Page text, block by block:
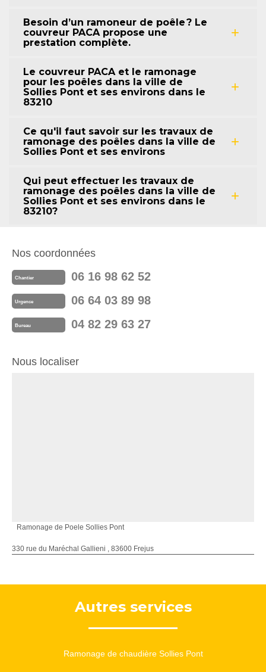
Besoin d’un ramoneur de poêle ? Le
couvreur PACA propose une
prestation complète.
Le couvreur PACA et le ramonage
pour les poêles dans la ville de
Sollies Pont et ses environs dans le
83210
Ce qu'il faut savoir sur les travaux de
ramonage des poêles dans la ville de
Sollies Pont et ses environs
Qui peut effectuer les travaux de
ramonage des poêles dans la ville de
Sollies Pont et ses environs dans le
83210?
Nos coordonnées
Chantier 06 16 98 62 52
Urgence 06 64 03 89 98
Bureau 04 82 29 63 27
Nous localiser
Ramonage de Poele Sollies Pont
330 rue du Maréchal Gallieni , 83600 Frejus
Autres services
Ramonage de chaudière Sollies Pont